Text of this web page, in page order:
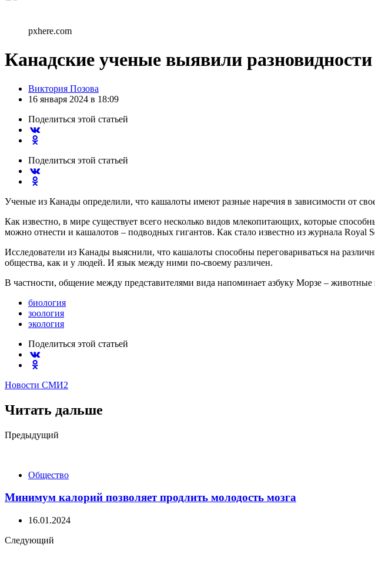
pxhere.com
Канадские ученые выявили
Posted
by
Виктория Позова
16 января 2024 в 18:09
Поделиться этой статьей
Поделиться этой статьей
Ученые из Канады определили, что кашалоты имеют разные наречия в зависимости от
Как известно, в мире существует всего несколько видов млекопитающих, которые
можно отнести и кашалотов – подводных гигантов. Как стало известно из журнала
Исследователи из Канады выяснили, что кашалоты способны переговариваться на
общества, как и у людей. И язык между ними по-своему различен.
В частности, общение между представителями вида напоминает азбуку Морзе –
биология
зоология
экология
Поделиться этой статьей
Новости СМИ2
Читать дальше
Post
Предыдущий
Общество
Минимум калорий позволяет продлить молодость мозга
16.01.2024
Следующий